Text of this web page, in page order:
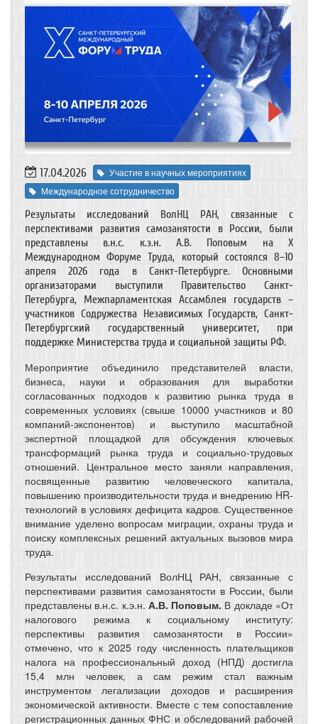
17.04.2026
Участие в научных мероприятиях
Международное сотрудничество
Результаты исследований ВолНЦ РАН, связанные с
перспективами развития самозанятости в России, были
представлены в.н.с. к.э.н. А.В. Поповым на X
Международном Форуме Труда, который состоялся 8–10
апреля 2026 года в Санкт-Петербурге. Основными
организаторами выступили Правительство Санкт-
Петербурга, Межпарламентская Ассамблея государств –
участников Содружества Независимых Государств, Санкт-
Петербургский государственный университет, при
поддержке Министерства труда и социальной защиты РФ.
Мероприятие объединило представителей власти,
бизнеса, науки и образования для выработки
согласованных подходов к развитию рынка труда в
современных условиях (свыше 10000 участников и 80
компаний-экспонентов) и выступило масштабной
экспертной площадкой для обсуждения ключевых
трансформаций рынка труда и социально-трудовых
отношений. Центральное место заняли направления,
посвященные развитию человеческого капитала,
повышению производительности труда и внедрению HR-
технологий в условиях дефицита кадров. Существенное
внимание уделено вопросам миграции, охраны труда и
поиску комплексных решений актуальных вызовов мира
труда.
Результаты исследований ВолНЦ РАН, связанные с
перспективами развития самозанятости в России, были
представлены в.н.с. к.э.н. А.В. Поповым. В докладе «От
налогового режима к социальному институту:
перспективы развития самозанятости в России»
отмечено, что к 2025 году численность плательщиков
налога на профессиональный доход (НПД) достигла
15,4 млн человек, а сам режим стал важным
инструментом легализации доходов и расширения
экономической активности. Вместе с тем сопоставление
регистрационных данных ФНС и обследований рабочей